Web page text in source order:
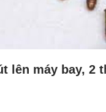
lên máy bay, 2